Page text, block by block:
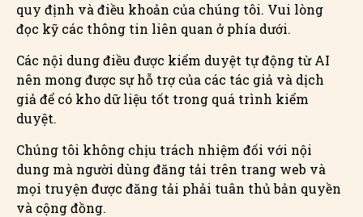
quy định và điều khoản của chúng tôi. Vui lòng
đọc kỹ các thông tin liên quan ở phía dưới.
Các nội dung điều được kiểm duyệt tự động từ AI
nên mong được sự hỗ trợ của các tác giả và dịch
giả để có kho dữ liệu tốt trong quá trình kiểm
duyệt.
Chúng tôi không chịu trách nhiệm đối với nội
dung mà người dùng đăng tải trên trang web và
mọi truyện được đăng tải phải tuân thủ bản quyền
và cộng đồng.